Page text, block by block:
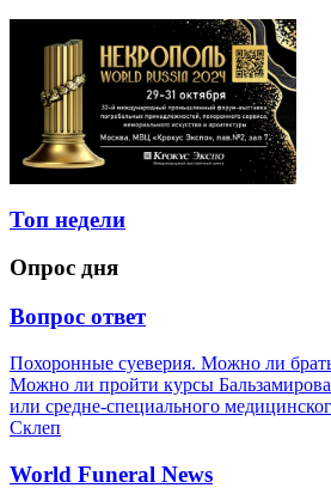
Топ недели
Опрос дня
Вопрос ответ
Похоронные суеверия. Можно ли
Можно ли пройти курсы
или средне-специального
Склеп
World Funeral News